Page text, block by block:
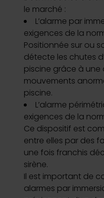
le marché :
L’alarme par
exigences de la
Positionnée sur ou
détecte les chutes
piscine grâce à une
mouvements
piscine.
L’alarme
exigences de la
Ce dispositif est
entre elles par des
une fois franchis
sirène.
Il est important de
alarmes par